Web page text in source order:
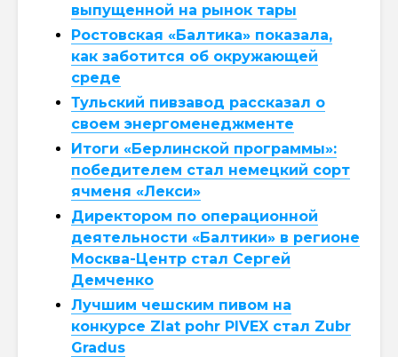
выпущенной на рынок тары
Ростовская «Балтика» показала,
как заботится об окружающей
среде
Тульский пивзавод рассказал о
своем энергоменеджменте
Итоги «Берлинской программы»:
победителем стал немецкий сорт
ячменя «Лекси»
Директором по операционной
деятельности «Балтики» в регионе
Москва-Центр стал Сергей
Демченко
Лучшим чешским пивом на
конкурсе Zlat pohr PIVEX стал Zubr
Gradus